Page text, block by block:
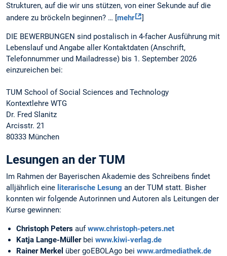
Strukturen, auf die wir uns stützen, von einer Sekunde auf die
andere zu bröckeln beginnen? … [mehr ]
DIE BEWERBUNGEN sind postalisch in 4-facher Ausführung mit
Lebenslauf und Angabe aller Kontaktdaten (Anschrift,
Telefonnummer und Mailadresse) bis 1. September 2026
einzureichen bei:
TUM School of Social Sciences and Technology
Kontextlehre WTG
Dr. Fred Slanitz
Arcisstr. 21
80333 München
Lesungen an der TUM
Im Rahmen der Bayerischen Akademie des Schreibens findet
alljährlich eine literarische Lesung an der TUM statt. Bisher
konnten wir folgende Autorinnen und Autoren als Leitungen der
Kurse gewinnen:
Christoph Peters aufwww.christoph-peters.net
Katja Lange-Müllerbei www.kiwi-verlag.de
Rainer Merkel über goEBOLAgo bei www.ardmediathek.de